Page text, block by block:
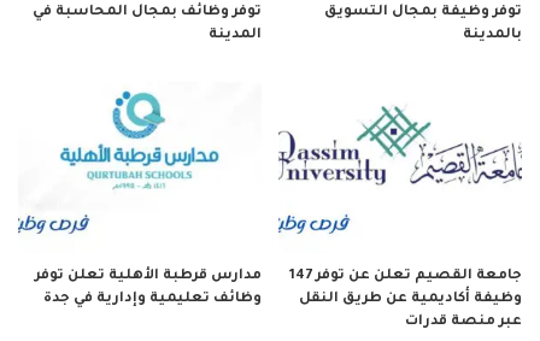
توفر وظيفة بمجال التسويق
بالمدينة
توفر وظائف بمجال المحاسبة في
المدينة
جامعة القصيم تعلن عن توفر 147
وظيفة أكاديمية عن طريق النقل
عبر منصة قدرات
مدارس قرطبة الأهلية تعلن توفر
وظائف تعليمية وإدارية في جدة